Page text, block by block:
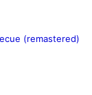
(remastered)